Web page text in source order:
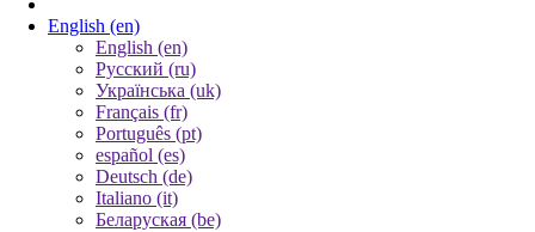
English (en)
English (en)
Русский (ru)
Українська (uk)
Français (fr)
Português (pt)
español (es)
Deutsch (de)
Italiano (it)
Беларуская (be)